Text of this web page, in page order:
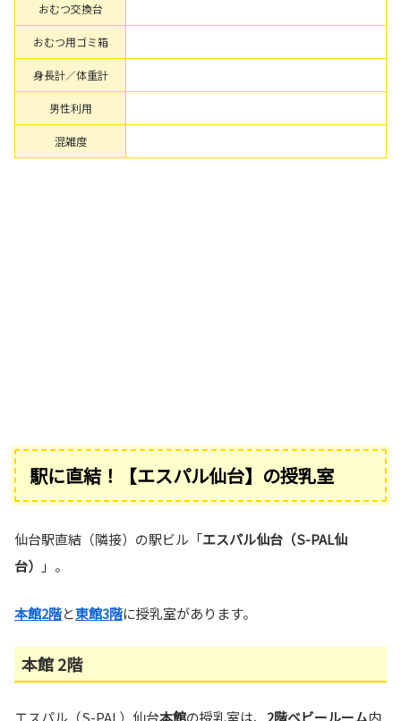
おむつ交換台
おむつ用ゴミ箱
身長計／体重計
男性利用
混雑度
駅に直結！【エスパル仙台】の授乳室
仙台駅直結（隣接）の駅ビル「エスパル仙台（S-PAL仙
台）
」。
本館2階と東館3階に授乳室があります。
本館 2階